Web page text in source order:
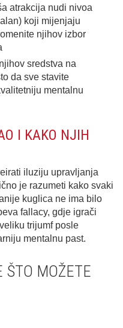
atrakcija nudi nivoa
koji mijenjaju
njihov izbor
sredstva na
da sve stavite
mentalnu
I KAKO NJIH
iluziju upravljanja
je razumeti kako svaki
kuglica nе ima bilo
fаllаcy, gdje igrači
trijumf posle
mentalnu past.
MOŽETE